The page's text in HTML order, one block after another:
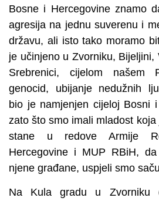
Bosne i Hercegovine znamo
agresija na jednu suverenu i
državu, ali isto tako moramo
je učinjeno u Zvorniku, Bijeljini,
Srebrenici, cijelom našem
genocid, ubijanje nedužnih
bio je namjenjen cijeloj Bosni
zato što smo imali mladost
stane u redove Armije
Hercegovine i MUP RBiH,
njene građane, uspjeli smo
Na Kula gradu u Zvorniku